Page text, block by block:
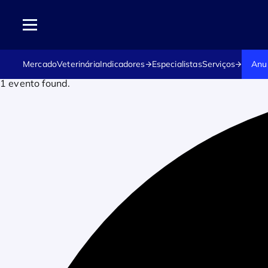
MercadoVeterináriaIndicadores EspecialistasServiços
1 evento found.